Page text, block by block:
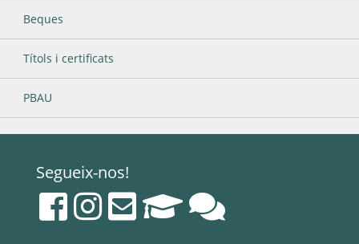
Beques
Títols i certificats
PBAU
Segueix-nos!